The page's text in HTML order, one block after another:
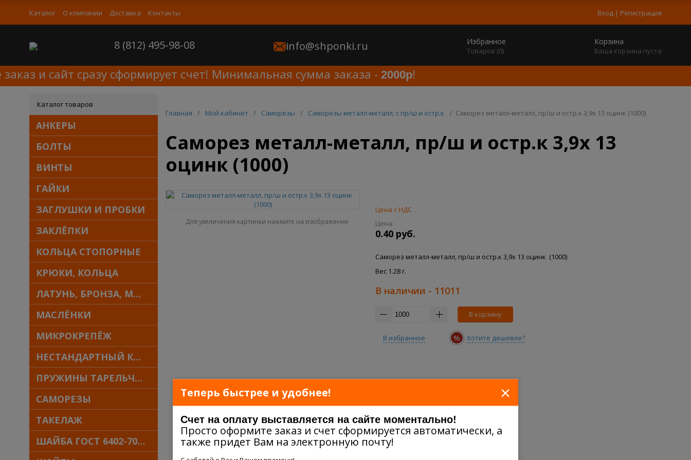
Вход | Регистрация
Каталог О компании Доставка Контакты
8 (812) 495-98-08 info@shponki.ru Избранное
Товаров (0)
Корзина
Ваша корзина пуста
и сайт сразу сформирует счет! Минимальная сумма заказа -2000р!
Теперь быстрее и удобнее! ×
Счет на оплату выставляется на сайте моментально!
Просто оформите заказ и счет сформируется автоматически, а
также придет Вам на электронную почту!
Каталог товаров
АНКЕРЫ
БОЛТЫ
ВИНТЫ
ГАЙКИ
ЗАГЛУШКИ И ПРОБКИ
ЗАКЛЁПКИ
КОЛЬЦА СТОПОРНЫЕ
КРЮКИ, КОЛЬЦА
ЛАТУНЬ, БРОНЗА, МЕДЬ
МАСЛЁНКИ
МИКРОКРЕПЁЖ
НЕСТАНДАРТНЫЙ КРЕПЁЖ
ПРУЖИНЫ ТАРЕЛЬЧАТЫЕ
САМОРЕЗЫ
ТАКЕЛАЖ
ШАЙБА ГОСТ 6402-70 30Х13
Главная / Мой кабинет / Саморезы / Саморезы металл-металл, с пр/ш и остр.к / Саморез металл-металл, пр/ш и остр.к 3,9x 13 оцинк (1000)
Саморез металл-металл, пр/ш и остр.к 3,9x 13
оцинк (1000)
Для увеличения картинки нажмите на изображение
Цена с НДС
Цена:
0.40 руб.
Саморез металл-металл, пр/ш и остр.к 3,9x 13 оцинк (1000)
Вес 1.28 г.
В наличии - 11011
В корзину
В избранное % Хотите дешевле?